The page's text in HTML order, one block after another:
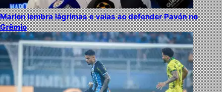
Marlon lembra lágrimas e vaias ao defender Pavón no
Grêmio